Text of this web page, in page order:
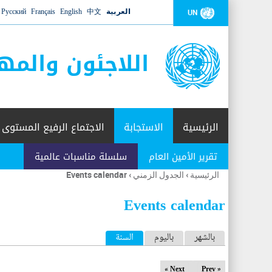
UN العربية 中文
English
Français
Русский
اللاجئون
الرئيسية الاستجابة
تقرير الأمين العام سلسلة مناسبات عالمية
الاجتماع الرفيع المستوى
أنت
هنا
الرئيسية › الجدول الزمني ›
Events calendar
Events calendar
ا
ل
بالشهر باليوم السنة (علامة التبويب النشطة)